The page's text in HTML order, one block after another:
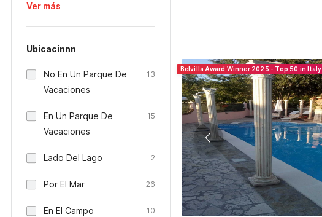
Ver más
Ubicacinnn
No En Un Parque De
Vacaciones
13
En Un Parque De
Vacaciones
15
Lado Del Lago 2
Por El Mar 26
En El Campo 10
Belvilla Award Winner 2025 - Top 50 in Italy